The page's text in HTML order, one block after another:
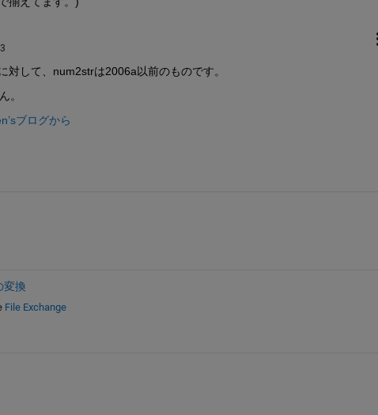
して、num2strは2006a以前のものです。
。
ブログから
変換
File Exchange